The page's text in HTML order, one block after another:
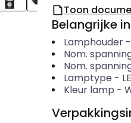
Toon
Belangrijke
Lamphouder-
Nom.
Nom.
Lamptype -
Kleur lamp -